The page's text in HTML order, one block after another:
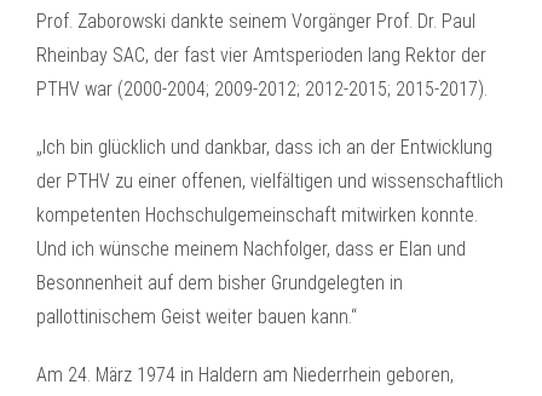
Prof. Zaborowski dankte seinem Vorgänger Prof. Dr. Paul
Rheinbay SAC, der fast vier Amtsperioden lang Rektor der
PTHV war (2000-2004; 2009-2012; 2012-2015; 2015-2017).
„Ich bin glücklich und dankbar, dass ich an der Entwicklung
der PTHV zu einer offenen, vielfältigen und wissenschaftlich
kompetenten Hochschulgemeinschaft mitwirken konnte.
Und ich wünsche meinem Nachfolger, dass er Elan und
Besonnenheit auf dem bisher Grundgelegten in
pallottinischem Geist weiter bauen kann.“
Am 24. März 1974 in Haldern am Niederrhein geboren,